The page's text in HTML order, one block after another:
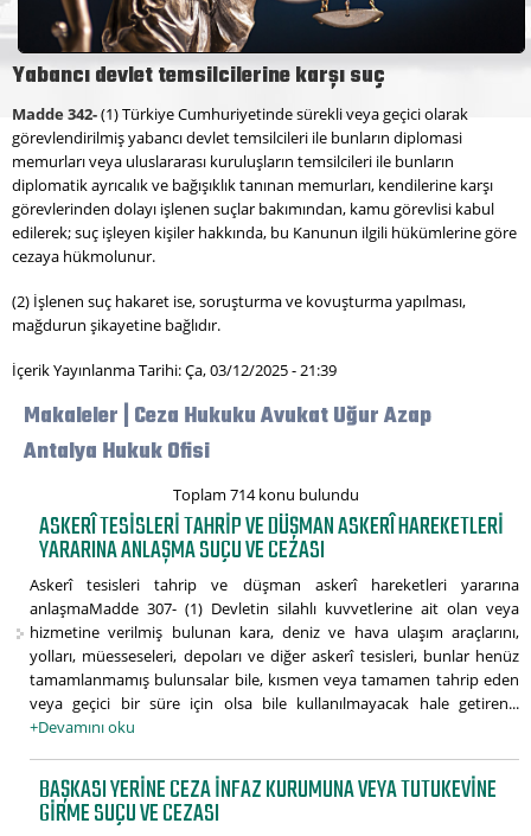
Yabancı devlet temsilcilerine karşı suç
Madde 342-(1) Türkiye Cumhuriyetinde sürekli veya geçici olarak
görevlendirilmiş yabancı devlet temsilcileri ile bunların diplomasi
memurları veya uluslararası kuruluşların temsilcileri ile bunların
diplomatik ayrıcalık ve bağışıklık tanınan memurları, kendilerine karşı
görevlerinden dolayı işlenen suçlar bakımından, kamu görevlisi kabul
edilerek; suç işleyen kişiler hakkında, bu Kanunun ilgili hükümlerine göre
cezaya hükmolunur.
(2) İşlenen suç hakaret ise, soruşturma ve kovuşturma yapılması,
mağdurun şikayetine bağlıdır.
İçerik Yayınlanma Tarihi: Ça, 03/12/2025 - 21:39
Makaleler | Ceza Hukuku Avukat Uğur Azap
Antalya Hukuk Ofisi
Toplam 714 konu bulundu
ASKERÎ TESISLERI TAHRIP VE DÜŞMAN ASKERÎ HAREKETLERI
YARARINA ANLAŞMA SUÇU VE CEZASI
Askerî tesisleri tahrip ve düşman askerî hareketleri yararına
anlaşmaMadde 307- (1) Devletin silahlı kuvvetlerine ait olan veya
hizmetine verilmiş bulunan kara, deniz ve hava ulaşım araçlarını,
yolları, müesseseleri, depoları ve diğer askerî tesisleri, bunlar henüz
tamamlanmamış bulunsalar bile, kısmen veya tamamen tahrip eden
veya geçici bir süre için olsa bile kullanılmayacak hale getiren...
+Devamını oku
BAŞKASI YERINE CEZA INFAZ KURUMUNA VEYA TUTUKEVINE
GIRME SUÇU VE CEZASI